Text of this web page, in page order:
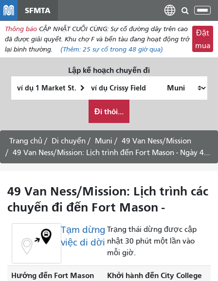
dung
SFMTA
đổi
Thông báo CẬP NHẬT CUỐI CÙNG: Sự cố đường dây trên cao
đã được giải quyết. Khu chợ F và bến tàu đang hoạt động trở
lại bình thường.
(Thêm: 25 sự cốtrong 48 giờ qua)
Đặt
mua
Lập kế hoạch chuyến đi
thúc
muốn
đi
du
lịch
như
nào
Đi thôi...
Trang chủ Di chuyển Muni
49 Van Ness/Mission
49 Van Ness/Mission: Lịch trình đến Fort Mason - Ngày 4 tháng 8 năm 2026
49 Van Ness/Mission: Lịch trình các
chuyến đi đến Fort Mason -
Tạm dừng
việc di dời
Trạng thái dừng được cập
nhật 30 phút một lần vào
mỗi giờ.
Hướng đến Fort Mason Khởi hành đến City College